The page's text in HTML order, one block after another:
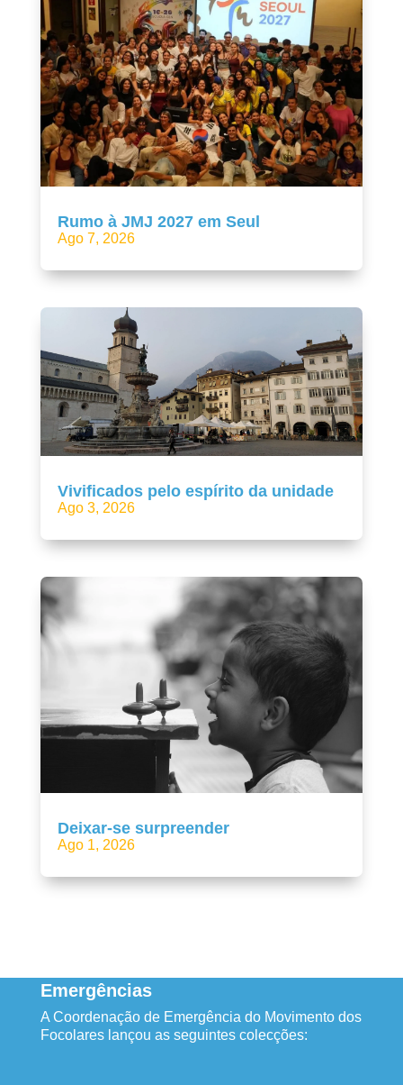
Rumo à JMJ 2027 em Seul
Ago 7, 2026
Vivificados pelo espírito da unidade
Ago 3, 2026
Deixar-se surpreender
Ago 1, 2026
Emergências
A Coordenação de Emergência do Movimento dos
Focolares lançou as seguintes colecções: